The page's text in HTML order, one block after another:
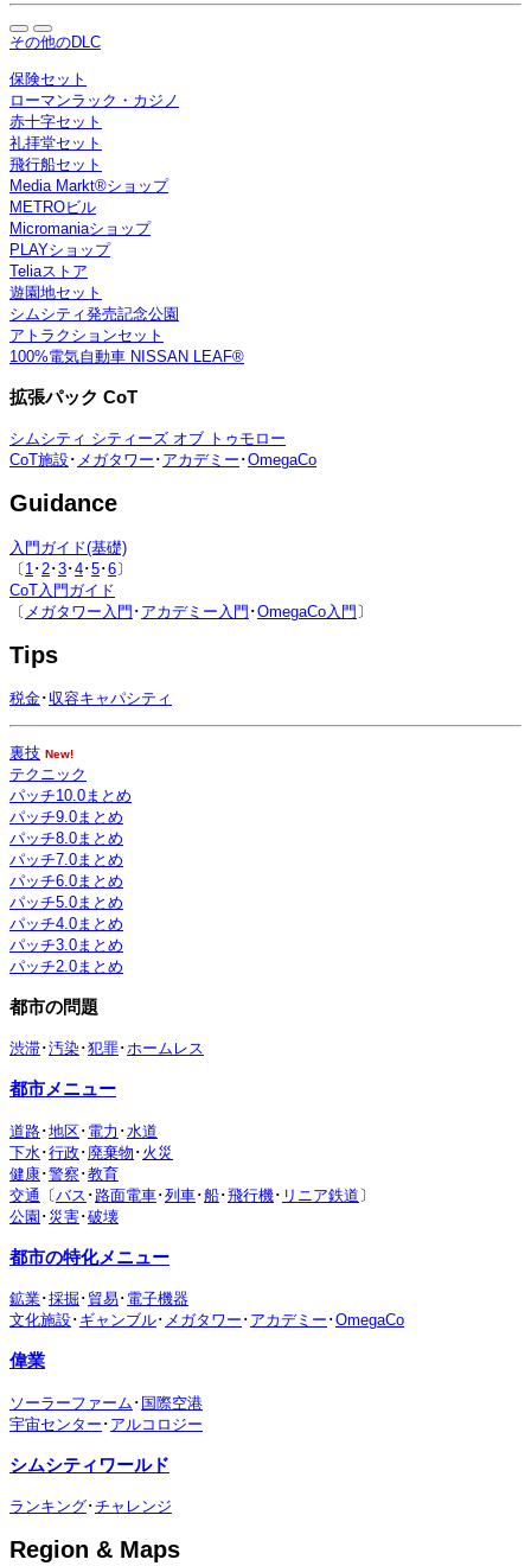
その他のDLC
保険セット
ローマンラック・カジノ
赤十字セット
礼拝堂セット
飛行船セット
Media Markt®ショップ
METROビル
Micromaniaショップ
PLAYショップ
Teliaストア
遊園地セット
シムシティ発売記念公園
アトラクションセット
100%電気自動車 NISSAN LEAF®
拡張パック CoT
シムシティ シティーズ オブ トゥモロー
CoT施設･ メガタワー ･ アカデミー ･OmegaCo
Guidance
入門ガイド(基礎)
〔1 ･ 2･3･4･5･6〕
CoT入門ガイド
〔 メガタワー入門 ･ アカデミー入門 ･OmegaCo入門〕
Tips
税金･ 収容キャパシティ
裏技 New!
テクニック
パッチ10.0まとめ
パッチ9.0まとめ
パッチ8.0まとめ
パッチ7.0まとめ
パッチ6.0まとめ
パッチ5.0まとめ
パッチ4.0まとめ
パッチ3.0まとめ
パッチ2.0まとめ
都市の問題
渋滞･汚染･犯罪･ホームレス
都市メニュー
道路･地区･ 電力 ･水道
下水 ･行政 ･ 廃棄物 ･ 火災
健康･警察 ･教育
交通 〔バス ･ 路面電車･列車･船･飛行機･ リニア鉄道〕
公園 ･ 災害･破壊
都市の特化メニュー
鉱業･採掘 ･ 貿易･ 電子機器
文化施設･ ギャンブル･ メガタワー ･ アカデミー ･OmegaCo
偉業
ソーラーファーム ･ 国際空港
宇宙センター ･ アルコロジー
シムシティワールド
ランキング･チャレンジ
Region & Maps